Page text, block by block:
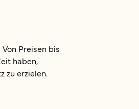
Preisen bis
haben,
zu erzielen.